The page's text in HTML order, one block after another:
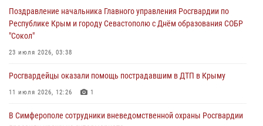
Росгвардия в Крыму и Севастополе задержала ряд
правонарушителей
03 августа 2026, 14:08
В Симферополе росгвардейцы задержали гражданина,
подозреваемого в совершении серии краж
Поздравление начальника Главного управления Росгвардии по
Республике Крым и городу Севастополю с Днём образования СОБР
"Сокол"
23 июля 2026, 03:38
Росгвардейцы оказали помощь пострадавшим в ДТП в Крыму
11 июля 2026, 12:26 1
В Симферополе сотрудники вневедомственной охраны Росгвардии